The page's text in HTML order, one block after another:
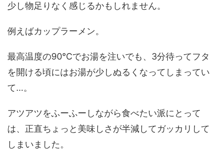
少し物足りなく感じるかもしれません。
例えばカップラーメン。
最高温度の90℃でお湯を注いでも、3分待ってフタ
を開ける頃にはお湯が少しぬるくなってしまってい
て…。
アツアツをふーふーしながら食べたい派にとって
は、正直ちょっと美味しさが半減してガッカリして
しまいました。